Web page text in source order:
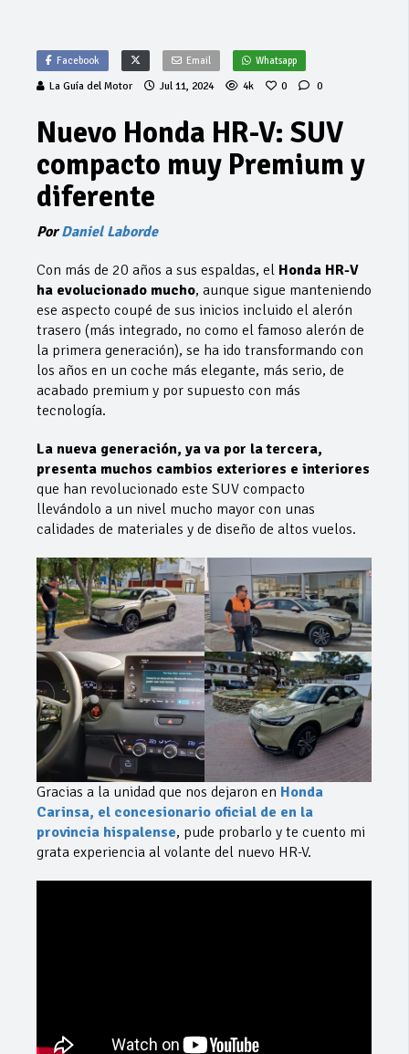
Facebook Email Whatsapp
La Guía del Motor Jul 11, 2024 4k 0 0
Nuevo Honda HR-V: SUV
compacto muy Premium y
diferente
PorDaniel Laborde
Con más de 20 años a sus espaldas, el Honda HR-V
ha evolucionado mucho, aunque sigue manteniendo
ese aspecto coupé de sus inicios incluido el alerón
trasero (más integrado, no como el famoso alerón de
la primera generación), se ha ido transformando con
los años en un coche más elegante, más serio, de
acabado premium y por supuesto con más
tecnología.
La nueva generación, ya va por la tercera,
presenta muchos cambios exteriores e interiores
que han revolucionado este SUV compacto
llevándolo a un nivel mucho mayor con unas
calidades de materiales y de diseño de altos vuelos.
Gracias a la unidad que nos dejaron en Honda
Carinsa, el concesionario oficial de en la
provincia hispalense, pude probarlo y te cuento mi
grata experiencia al volante del nuevo HR-V.